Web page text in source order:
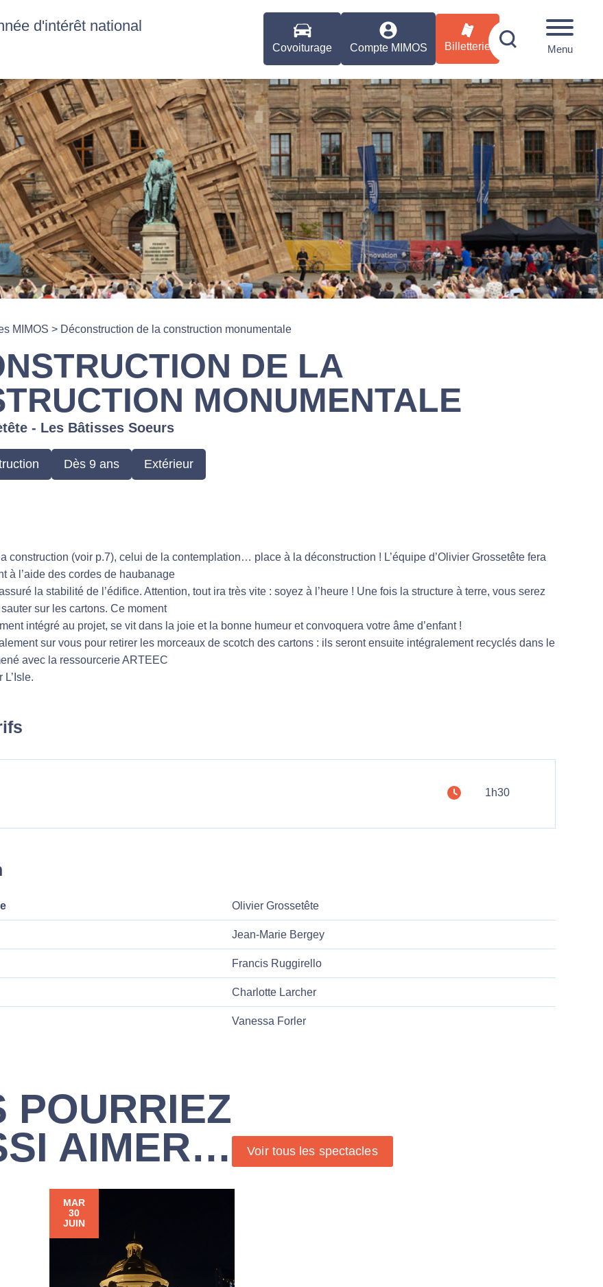
d'intérêt national
Covoiturage Compte MIMOS Billetterie Menu
MIMOS > Déconstruction de la construction monumentale
DE LA
MONUMENTALE
- Les Bâtisses Soeurs
Dès 9 ans Extérieur
construction (voir p.7), celui de la contemplation… place à la déconstruction ! L’équipe d’Olivier Grossetête fera
à l’aide des cordes de haubanage
la stabilité de l’édifice. Attention, tout ira très vite : soyez à l’heure ! Une fois la structure à terre, vous serez
sur les cartons. Ce moment
intégré au projet, se vit dans la joie et la bonne humeur et convoquera votre âme d’enfant !
sur vous pour retirer les morceaux de scotch des cartons : ils seront ensuite intégralement recyclés dans le
avec la ressourcerie ARTEEC
1h30
Olivier Grossetête
Jean-Marie Bergey
Francis Ruggirello
Charlotte Larcher
Vanessa Forler
POURRIEZ
AIMER…
Voir tous les spectacles
MAR
30
JUIN